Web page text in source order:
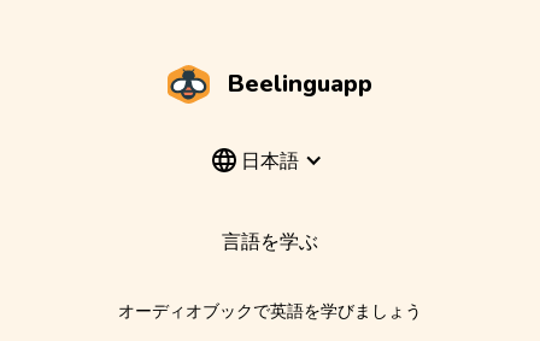
Beelinguapp
日本語
言語を学ぶ
オーディオブックで英語を学びましょう